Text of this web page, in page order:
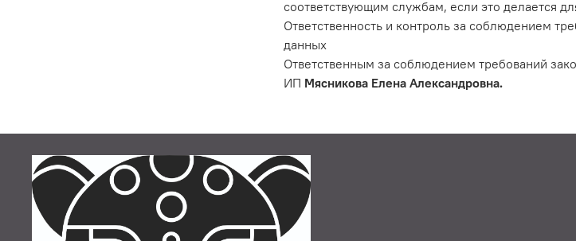
соответствующим службам, если это делается
Ответственность и контроль за соблюдением
данных
Ответственным за соблюдением требований
ИП Мясникова Елена Александровна.